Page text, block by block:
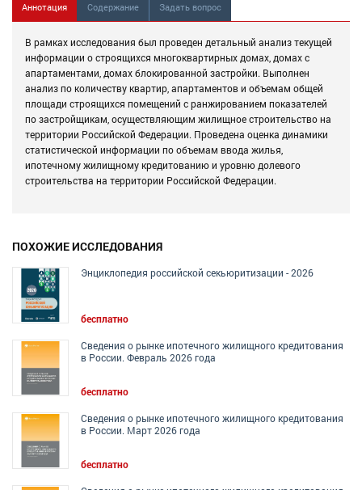
Аннотация Содержание Задать вопрос
В рамках исследования был проведен детальный анализ текущей
информации о строящихся многоквартирных домах, домах с
апартаментами, домах блокированной застройки. Выполнен
анализ по количеству квартир, апартаментов и объемам общей
площади строящихся помещений с ранжированием показателей
по застройщикам, осуществляющим жилищное строительство на
территории Российской Федерации. Проведена оценка динамики
статистической информации по объемам ввода жилья,
ипотечному жилищному кредитованию и уровню долевого
строительства на территории Российской Федерации.
ПОХОЖИЕ ИССЛЕДОВАНИЯ
Энциклопедия российской секьюритизации - 2026
бесплатно
Сведения о рынке ипотечного жилищного кредитования
в России. Февраль 2026 года
бесплатно
Сведения о рынке ипотечного жилищного кредитования
в России. Март 2026 года
бесплатно